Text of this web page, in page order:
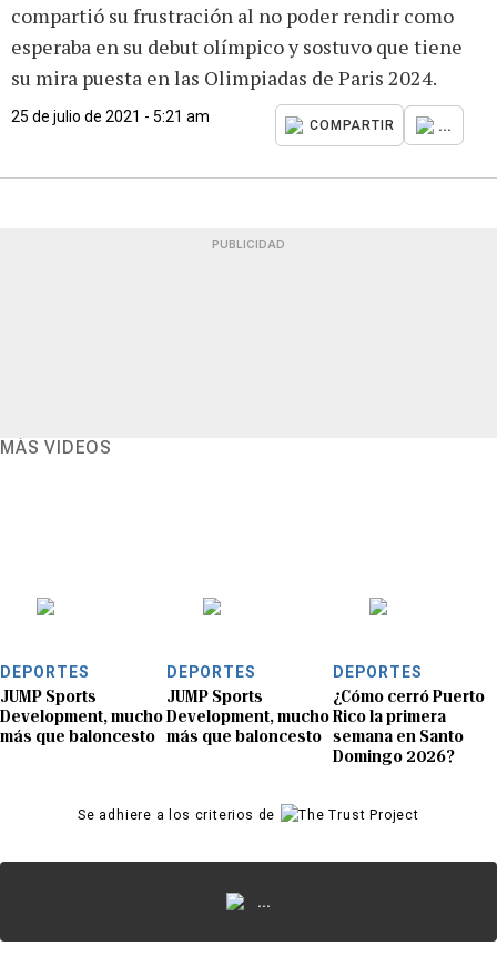
compartió su frustración al no poder rendir como
esperaba en su debut olímpico y sostuvo que tiene
su mira puesta en las Olimpiadas de Paris 2024.
25 de julio de 2021 - 5:21 am
COMPARTIR ...
PUBLICIDAD
MÁS VIDEOS
DEPORTES
JUMP Sports
Development, mucho
más que baloncesto
DEPORTES
JUMP Sports
Development, mucho
más que baloncesto
DEPORTES
¿Cómo cerró Puerto
Rico la primera
semana en Santo
Domingo 2026?
Se adhiere a los criterios de
...